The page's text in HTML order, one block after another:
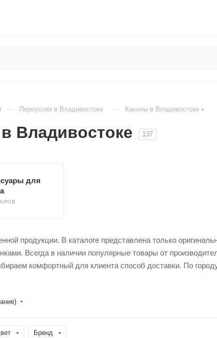
— Перкуссия в Владивостоке — Кахоны в Владивостоке
Владивостоке 137
для
продукции. В каталоге представлена только
Всегда в наличии популярные товары от
комфортный для клиента способ доставки. По
Бренд